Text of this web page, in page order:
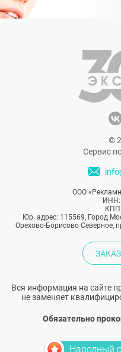
©
Сервис
ООО
ИНН:
Юр. адрес: 115569, Город
Орехово-Борисово Северное,
Вся информация на сайте
не заменяет
Обязательно
Народный